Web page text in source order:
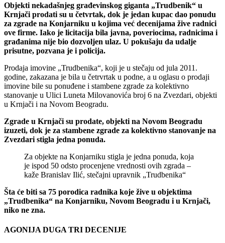
Objekti nekadašnjeg građevinskog giganta „Trudbenik“ u
Krnjači prodati su u četvrtak, dok je jedan kupac dao ponudu
za zgrade na Konjarniku u kojima već decenijama žive radnici
ove firme. Iako je licitacija bila javna, poveriocima, radnicima i
građanima nije bio dozvoljen ulaz. U pokušaju da udalje
prisutne, pozvana je i policija.
Prodaja imovine „Trudbenika“, koji je u stečaju od jula 2011.
godine, zakazana je bila u četrvrtak u podne, a u oglasu o prodaji
imovine bile su ponuđene i stambene zgrade za kolektivno
stanovanje u Ulici Luneta Milovanovića broj 6 na Zvezdari, objekti
u Krnjači i na Novom Beogradu.
Zgrade u Krnjači su prodate, objekti na Novom Beogradu
izuzeti, dok je za stambene zgrade za kolektivno stanovanje na
Zvezdari stigla jedna ponuda.
Za objekte na Konjarniku stigla je jedna ponuda, koja
je ispod 50 odsto procenjene vrednosti ovih zgrada –
kaže Branislav Ilić, stečajni upravnik „Trudbenika“
Šta će biti sa 75 porodica radnika koje žive u objektima
„Trudbenika“ na Konjarniku, Novom Beogradu i u Krnjači,
niko ne zna.
AGONIJA DUGA TRI DECENIJE